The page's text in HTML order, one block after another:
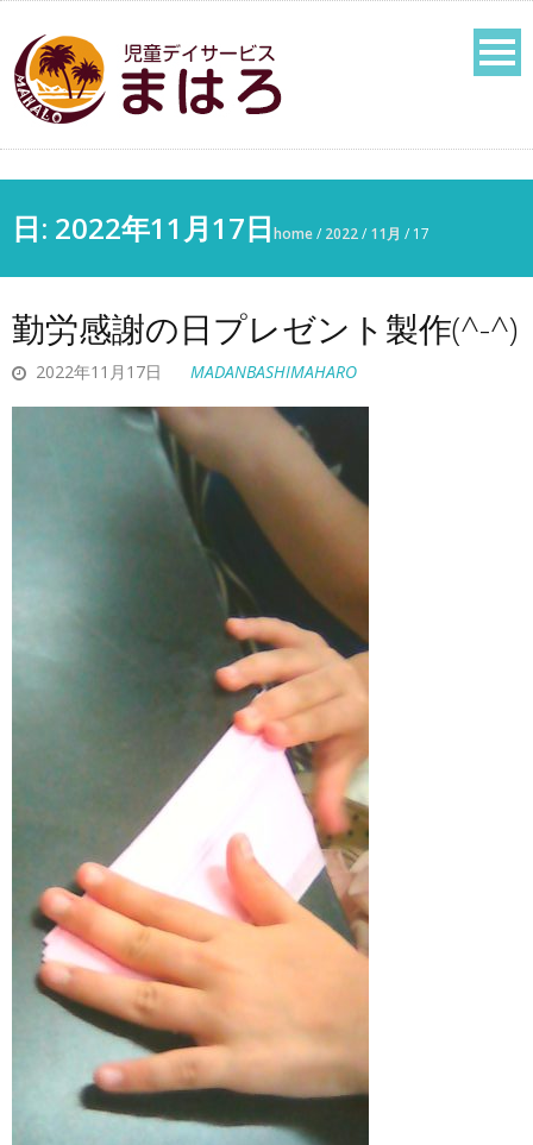
日: 2022年11月17日home/ 2022/ 11月 / 17
勤労感謝の日プレゼント製作(^-^)
2022年11月17日 MADANBASHIMAHARO